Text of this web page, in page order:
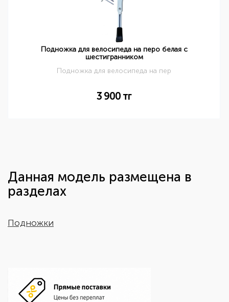
Подножка для велосипеда на перо белая с
шестигранником
Подножка для велосипеда на пер
3 900 тг
Данная модель размещена в
разделах
Подножки